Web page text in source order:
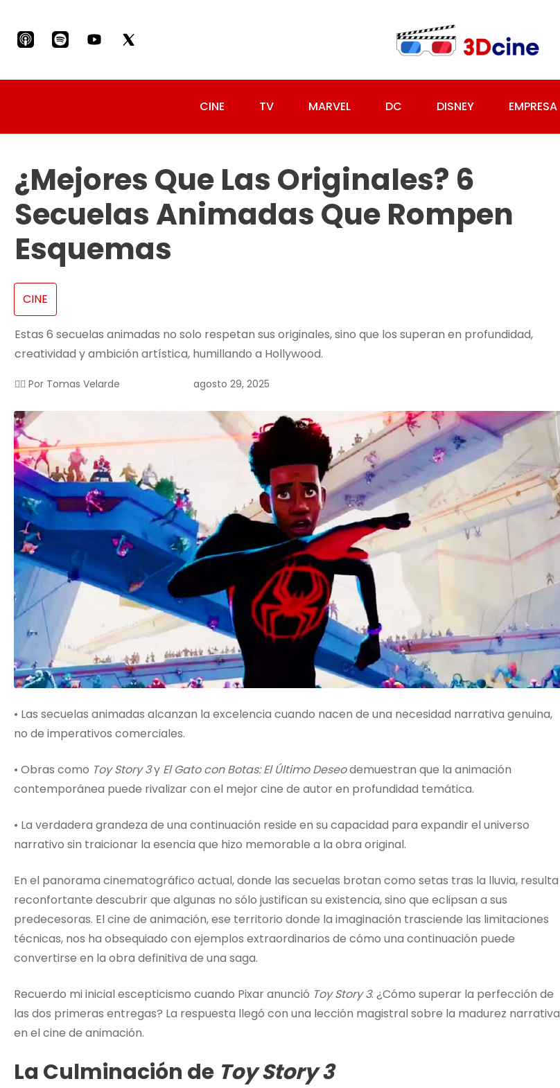
CINE TV MARVEL DC DISNEY EMPRESA
¿Mejores Que Las Originales? 6
Secuelas Animadas Que Rompen
Esquemas
CINE
Estas 6 secuelas animadas no solo respetan sus originales, sino que los superan en profundidad,
creatividad y ambición artística, humillando a Hollywood.
✍🏻 Por Tomas Velarde agosto 29, 2025
• Las secuelas animadas alcanzan la excelencia cuando nacen de una necesidad narrativa genuina,
no de imperativos comerciales.
• Obras como Toy Story 3y El Gato con Botas: El Último Deseodemuestran que la animación
contemporánea puede rivalizar con el mejor cine de autor en profundidad temática.
• La verdadera grandeza de una continuación reside en su capacidad para expandir el universo
narrativo sin traicionar la esencia que hizo memorable a la obra original.
En el panorama cinematográfico actual, donde las secuelas brotan como setas tras la lluvia, resulta
reconfortante descubrir que algunas no sólo justifican su existencia, sino que eclipsan a sus
predecesoras. El cine de animación, ese territorio donde la imaginación trasciende las limitaciones
técnicas, nos ha obsequiado con ejemplos extraordinarios de cómo una continuación puede
convertirse en la obra definitiva de una saga.
Recuerdo mi inicial escepticismo cuando Pixar anunció Toy Story 3. ¿Cómo superar la perfección de
las dos primeras entregas? La respuesta llegó con una lección magistral sobre la madurez narrativa
en el cine de animación.
La Culminación de Toy Story 3